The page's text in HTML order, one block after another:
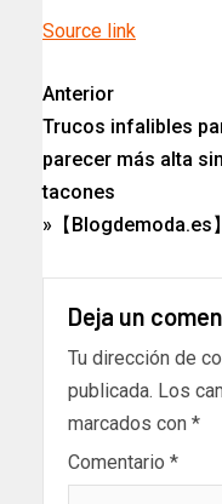
Source link
Anterior
Trucos infalibles
parecer más alta
tacones
»【Blogdemoda.es】
Deja un
Tu dirección de
publicada. Los
marcados con *
Comentario *